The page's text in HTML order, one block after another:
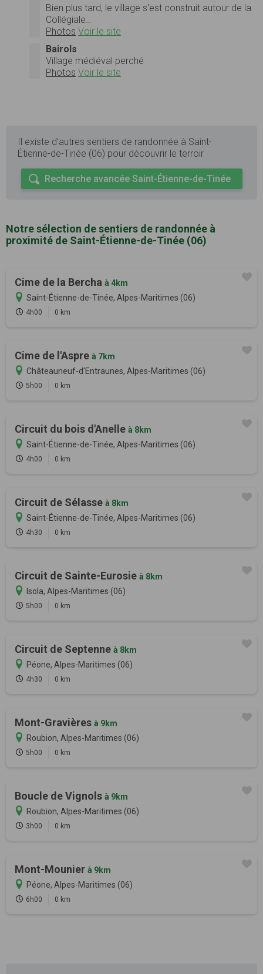
Bien plus tard, le village s'est construit autour de la
Collégiale…
Photos Voir le site
Bairols
Village médiéval perché
Photos Voir le site
Il existe d'autres sentiers de randonnée à Saint-
Étienne-de-Tinée (06) pour découvrir le terroir
Recherche avancée Saint-Étienne-de-Tinée
Notre sélection de sentiers de randonnée à
proximité de Saint-Étienne-de-Tinée (06)
Cime de la Bercha à 4km
Saint-Étienne-de-Tinée, Alpes-Maritimes (06)
4h00 0 km
Cime de l'Aspre à 7km
Châteauneuf-d'Entraunes, Alpes-Maritimes (06)
5h00 0 km
Circuit du bois d'Anelle à 8km
Saint-Étienne-de-Tinée, Alpes-Maritimes (06)
4h00 0 km
Circuit de Sélasse à 8km
Saint-Étienne-de-Tinée, Alpes-Maritimes (06)
4h30 0 km
Circuit de Sainte-Eurosie à 8km
Isola, Alpes-Maritimes (06)
5h00 0 km
Circuit de Septenne à 8km
Péone, Alpes-Maritimes (06)
4h30 0 km
Mont-Gravières à 9km
Roubion, Alpes-Maritimes (06)
5h00 0 km
Boucle de Vignols à 9km
Roubion, Alpes-Maritimes (06)
3h00 0 km
Mont-Mounier à 9km
Péone, Alpes-Maritimes (06)
6h00 0 km